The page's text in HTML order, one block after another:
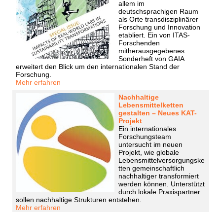
allem im
deutschsprachigen Raum
als Orte transdisziplinärer
Forschung und Innovation
etabliert. Ein von ITAS-
Forschenden
mitherausgegebenes
Sonderheft von GAIA
erweitert den Blick um den internationalen Stand der
Forschung.
Mehr erfahren
Nachhaltige
Lebensmittelketten
gestalten – Neues KAT-
Projekt
Ein internationales
Forschungsteam
untersucht im neuen
Projekt, wie globale
Lebensmittelversorgungske
tten gemeinschaftlich
nachhaltiger transformiert
werden können. Unterstützt
durch lokale Praxispartner
sollen nachhaltige Strukturen entstehen.
Mehr erfahren